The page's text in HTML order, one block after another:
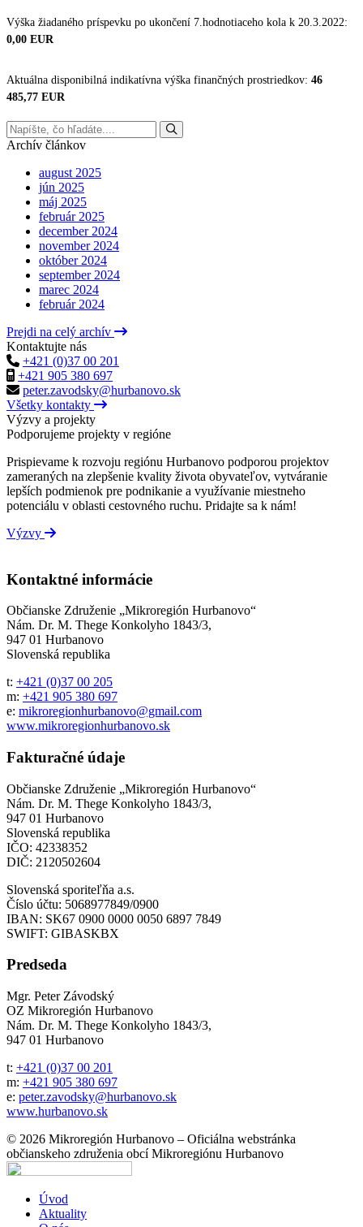
Výška žiadaného príspevku po ukončení 7.hodnotiaceho kola k 20.3.2022:
0,00 EUR
Aktuálna disponibilná indikatívna výška finančných prostriedkov: 46
485,77 EUR
Archív článkov
august 2025
jún 2025
máj 2025
február 2025
december 2024
november 2024
október 2024
september 2024
marec 2024
február 2024
Prejdi na celý archív
Kontaktujte nás
+421 (0)37 00 201
+421 905 380 697
peter.zavodsky@hurbanovo.sk
Všetky kontakty
Výzvy a projekty
Podporujeme projekty v regióne
Prispievame k rozvoju regiónu Hurbanovo podporou projektov
zameraných na zlepšenie kvality života obyvateľov, vytváranie
lepších podmienok pre podnikanie a využívanie miestneho
potenciálu v oblasti cestovného ruchu. Pridajte sa k nám!
Výzvy
Kontaktné informácie
Občianske Združenie „Mikroregión Hurbanovo“
Nám. Dr. M. Thege Konkolyho 1843/3,
947 01 Hurbanovo
Slovenská republika
t: +421 (0)37 00 205
m: +421 905 380 697
e: mikroregionhurbanovo@gmail.com
www.mikroregionhurbanovo.sk
Fakturačné údaje
Občianske Združenie „Mikroregión Hurbanovo“
Nám. Dr. M. Thege Konkolyho 1843/3,
947 01 Hurbanovo
Slovenská republika
IČO: 42338352
DIČ: 2120502604
Slovenská sporiteľňa a.s.
Číslo účtu: 5068977849/0900
IBAN: SK67 0900 0000 0050 6897 7849
SWIFT: GIBASKBX
Predseda
Mgr. Peter Závodský
OZ Mikroregión Hurbanovo
Nám. Dr. M. Thege Konkolyho 1843/3,
947 01 Hurbanovo
t: +421 (0)37 00 201
m: +421 905 380 697
e: peter.zavodsky@hurbanovo.sk
www.hurbanovo.sk
© 2026 Mikroregión Hurbanovo – Oficiálna webstránka
občianskeho združenia obcí Mikroregiónu Hurbanovo
Úvod
Aktuality